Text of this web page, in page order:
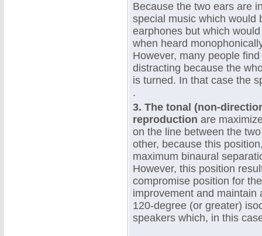
Because the two ears are
special music which would
earphones but which
when heard
However, many people
distracting because the
is turned. In that case the
.
3. The tonal (non-
reproduction are
on the line between the
other, because this
maximum binaural
However, this position
compromise position for
improvement and maintain
120-degree (or greater)
speakers which, in this